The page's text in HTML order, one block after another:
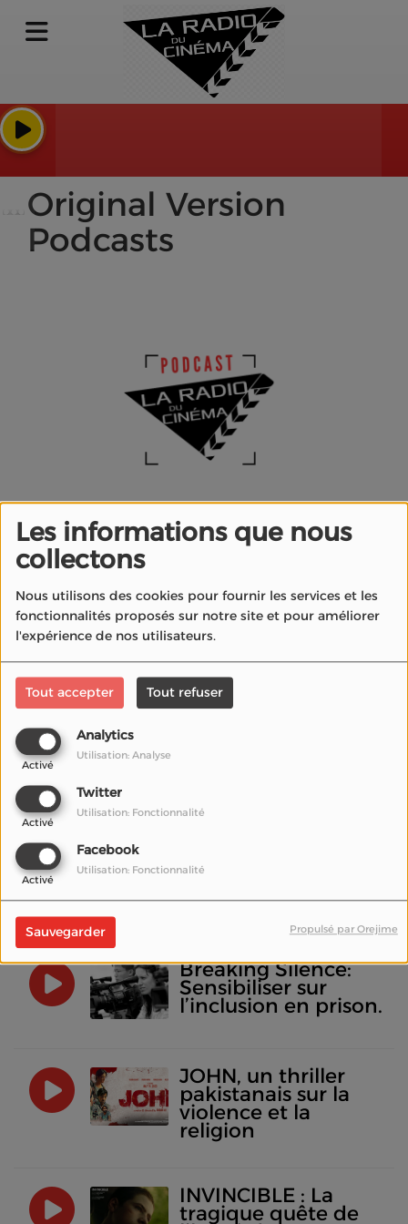
Les informations que nous
collectons
Nous utilisons des cookies pour fournir les services et les
fonctionnalités proposés sur notre site et pour améliorer
l'expérience de nos utilisateurs.
Tout accepter Tout refuser
Analytics
Activé
Utilisation: Analyse
Twitter
Activé
Utilisation: Fonctionnalité
Facebook
Activé
Utilisation: Fonctionnalité
Sauvegarder Propulsé par Orejime
Original Version
Podcasts
interviews with filmmakers, actors, composers,
producers and cinema professionals.
Available for free streaming and download, these
conversations explore film, music, festivals and the
creative stories behind the screen.
Bear Damen’s
“Synthesize Me”
Triumph (+ article en
français)
Theatre to the
on Screen
Breaking Silence:
Sensibiliser sur
l’inclusion en prison.
JOHN, un thriller
pakistanais sur la
violence et la
religion
INVINCIBLE : La
tragique quête de